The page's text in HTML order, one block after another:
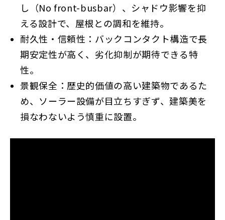
し（No front-busbar）、シャドウ影響を抑
える設計で、屋根との調和を維持。
耐久性・信頼性：バックコンタクト構造で長
期安定性が高く、劣化抑制が期待できる特
性。
景観保全：歴史的価値の高い建築物であるた
め、ソーラー設備が目立ちすぎず、建築美を
損なわないよう慎重に設置。